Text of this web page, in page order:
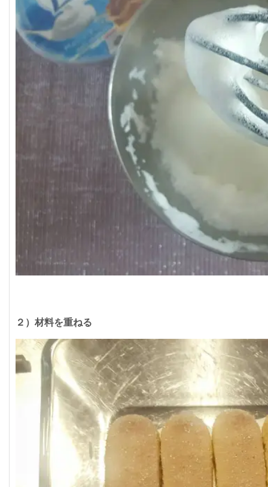
２）材料を重ねる